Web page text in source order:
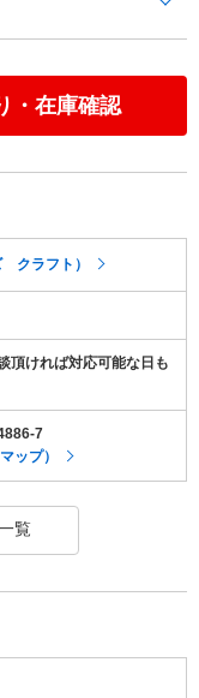
・在庫確認
ラフト）
頂ければ対応可能な日も
7
ップ）
覧